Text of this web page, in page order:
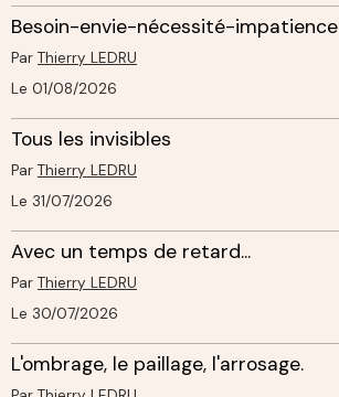
Besoin-envie-nécessité-impatience
Par Thierry LEDRU
Le 01/08/2026
Tous les invisibles
Par Thierry LEDRU
Le 31/07/2026
Avec un temps de retard...
Par Thierry LEDRU
Le 30/07/2026
L'ombrage, le paillage, l'arrosage.